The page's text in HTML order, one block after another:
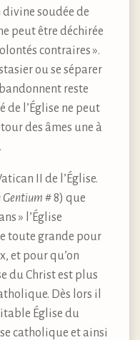
divine soudée de
peut être déchirée
contraires ».
ou se séparer
reste
de l’Église ne peut
des âmes une à
II de l’Église.
Gentium # 8) que
» l’Église
toute grande pour
et pour qu’on
du Christ est plus
Dès lors il
Église du
catholique et ainsi